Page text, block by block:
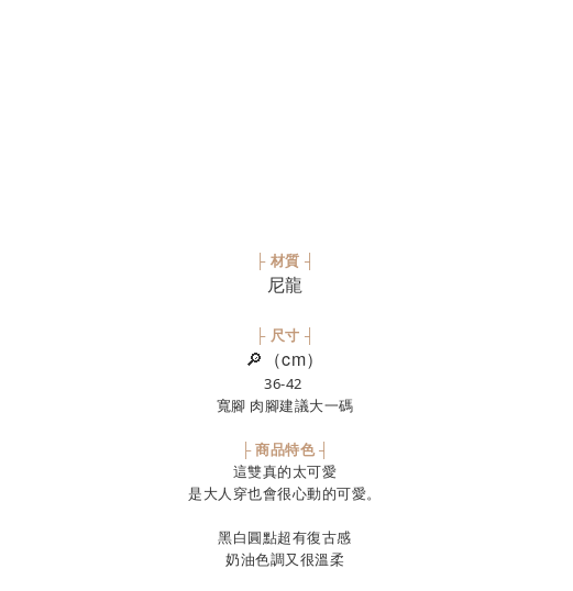
├ 材質 ┤
尼龍
├ 尺寸 ┤
🔎（cm）
36-42
寬腳 肉腳建議大一碼
├ 商品特色 ┤
這雙真的太可愛
是大人穿也會很心動的可愛。
黑白圓點超有復古感
奶油色調又很溫柔